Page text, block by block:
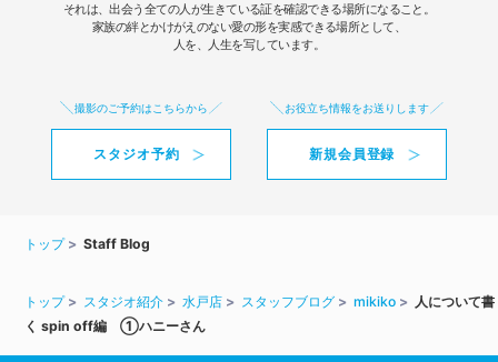
それは、出会う全ての人が生きている証を確認できる場所になること。
家族の絆とかけがえのない愛の形を実感できる場所として、
人を、人生を写しています。
撮影のご予約はこちらから
スタジオ予約
お役立ち情報をお送りします
新規会員登録
トップ Staff Blog
トップ スタジオ紹介 水戸店 スタッフブログ mikiko
人について書
く spin off編 ①ハニーさん